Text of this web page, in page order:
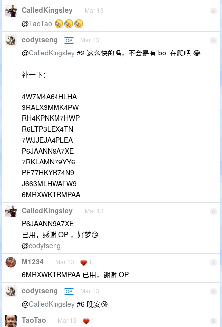
4
CalledKingsley Mar 13
@TaoTao
5
codytseng OP Mar 13
@CalledKingsley #2 这么快的吗，不会是有 bot 在爬吧 😂
补一下：
4W7M4A64HLHA
3RALX3MMK4PW
RH4KPNKM7HWP
R6LTP3LEX4TN
7WJJEJA4PLEA
P6JAANN9A7XE
7RKLAMN79YY6
PF77HKYR74N9
J663MLHWATW9
6MRXWKTRMPAA
6
CalledKingsley Mar 13
P6JAANN9A7XE
已用，感谢 OP ，好梦😘
@codytseng
7
M1234 Mar 13 1
6MRXWKTRMPAA 已用，谢谢 OP
8
codytseng OP Mar 13
@CalledKingsley #6 晚安😘
9
TaoTao Mar 13 1